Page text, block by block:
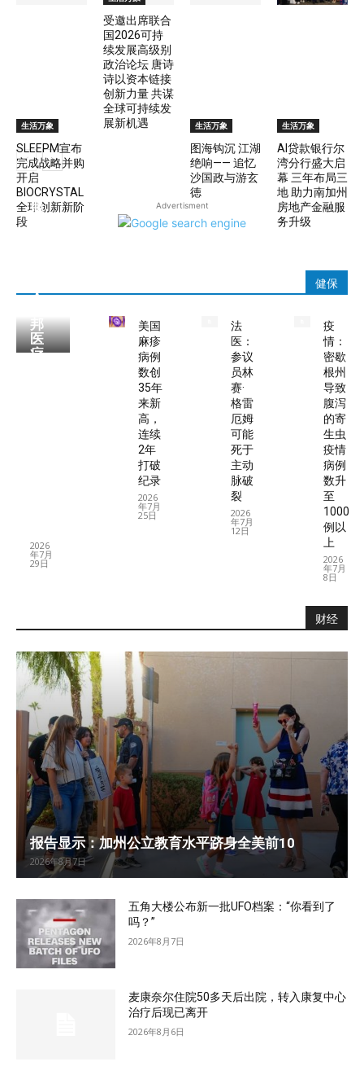
生活万象
SLEEPM宣布
完成战略并购
开启
BIOCRYSTAL
全球创新新阶
段
受邀出席联合
国2026可持
续发展高级别
政治论坛 唐诗
诗以资本链接
创新力量 共谋
全球可持续发
展新机遇
生活万象
图海钩沉 江湖
绝响—— 追忆
沙国政与游玄
徳
生活万象
AI贷款银行尔
湾分行盛大启
幕 三年布局三
地 助力南加州
房地产金融服
务升级
Advertisment
健保
服
人
邦
医
疗
2026
年7月
29日
美国
麻疹
病例
数创
35年
来新
高，
连续
2年
打破
纪录
2026
年7月
25日
法
医：
参议
员林
赛·
格雷
厄姆
可能
死于
主动
脉破
裂
2026
年7月
12日
疫
情：
密歇
根州
导致
腹泻
的寄
生虫
疫情
病例
数升
至
1000
例以
上
2026
年7月
8日
财经
报告显示：加州公立教育水平跻身全美前10
2026年8月7日
五角大楼公布新一批UFO档案：“你看到了
吗？”
2026年8月7日
麦康奈尔住院50多天后出院，转入康复中心
治疗后现已离开
2026年8月6日